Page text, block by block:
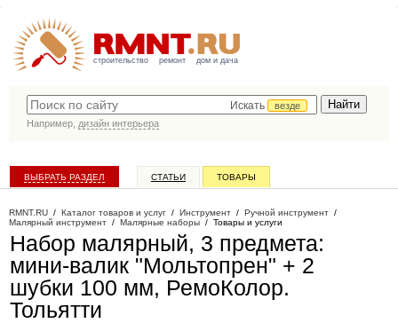
строительство ремонт дом и дача
Искать
везде
Например, дизайн интерьера
ВЫБРАТЬ РАЗДЕЛ СТАТЬИ ТОВАРЫ
RMNT.RU / Каталог товаров и услуг / Инструмент / Ручной инструмент /
Малярный инструмент / Малярные наборы / Товары и услуги
Набор малярный, 3 предмета:
мини-валик "Мольтопрен" + 2
шубки 100 мм, РемоКолор.
Тольятти